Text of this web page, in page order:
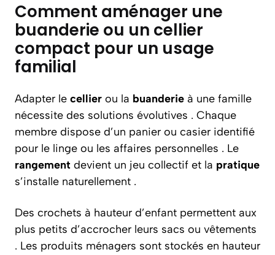
Comment aménager une
buanderie ou un cellier
compact pour un usage
familial
Adapter le cellier ou la buanderie à une famille
nécessite des solutions évolutives . Chaque
membre dispose d’un panier ou casier identifié
pour le linge ou les affaires personnelles . Le
rangement devient un jeu collectif et la pratique
s’installe naturellement .
Des crochets à hauteur d’enfant permettent aux
plus petits d’accrocher leurs sacs ou vêtements
. Les produits ménagers sont stockés en hauteur